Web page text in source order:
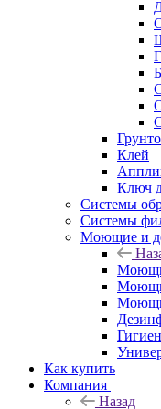
Клей
Ключ
Системы
Системы
Моющие и
Как купить
Компания
Назад